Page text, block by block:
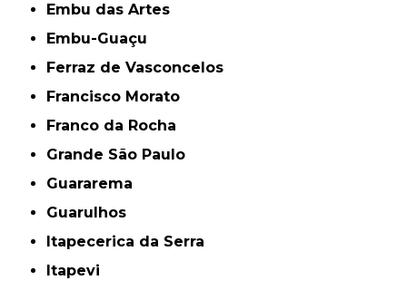
Embu das Artes
Embu-Guaçu
Ferraz de Vasconcelos
Francisco Morato
Franco da Rocha
Grande São Paulo
Guararema
Guarulhos
Itapecerica da Serra
Itapevi